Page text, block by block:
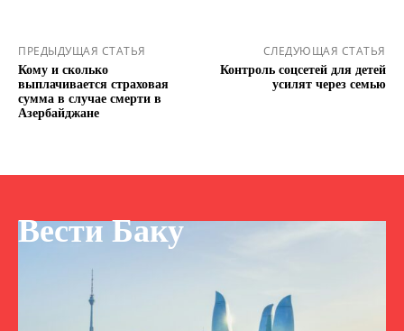
ПРЕДЫДУЩАЯ СТАТЬЯ
Кому и сколько
выплачивается страховая
сумма в случае смерти в
Азербайджане
СЛЕДУЮЩАЯ СТАТЬЯ
Контроль соцсетей для детей
усилят через семью
Вести Баку